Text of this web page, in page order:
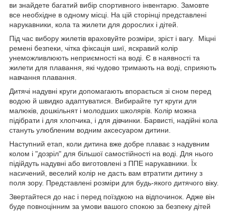
ви знайдете багатий вибір спортивного інвентарю. Замовте
все необхідне в одному місці. На цій сторінці представлені
нарукавники, кола та жилети для дорослих і дітей.
Під час вибору жилетів враховуйте розміри, зріст і вагу. Міцні
ремені безпеки, чітка фіксація шиї, яскравий колір
унеможливлюють неприємності на воді. Є в наявності та
жилети для плавання, які чудово тримають на воді, сприяють
навчання плавання.
Дитячі надувні круги допомагають впорається зі сном перед
водою й швидко адаптуватися. Вибирайте тут круги для
малюків, дошкільнят і молодших школярів. Колір можна
підібрати і для хлопчика, і для дівчинки. Барвисті, надійні кола
стануть улюбленим водним аксесуаром дитини.
Наступний етап, коли дитина вже добре плаває з надувним
колом і "дозріл" для більшої самостійності на воді. Для нього
підійдуть надувні або виготовлені з ППЕ нарукавники. Їх
насичений, веселий колір не дасть вам втратити дитину з
поля зору. Представлені розміри для будь-якого дитячого віку.
Звертайтеся до нас і перед поїздкою на відпочинок. Адже він
буде повноцінним за умови вашого спокою за безпеку дітей